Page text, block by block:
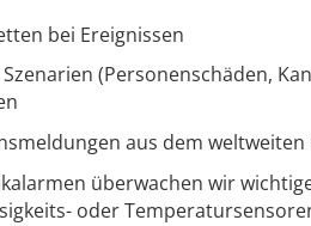
bei Ereignissen
(Personenschäden,
aus dem weltweiten
überwachen wir
oder